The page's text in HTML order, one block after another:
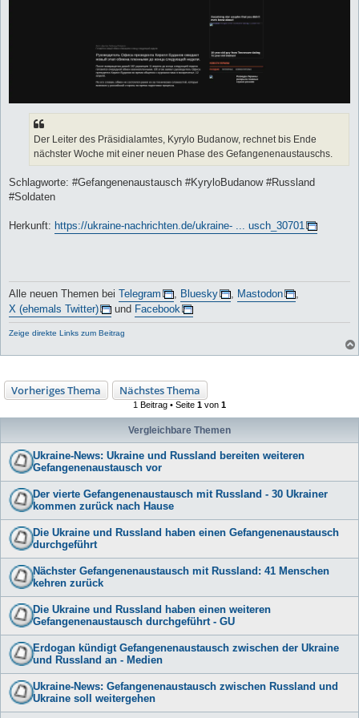
Der Leiter des Präsidialamtes, Kyrylo Budanow, rechnet bis Ende
nächster Woche mit einer neuen Phase des Gefangenenaustauschs.
Schlagworte: #Gefangenenaustausch #KyryloBudanow #Russland
#Soldaten
Herkunft: https://ukraine-nachrichten.de/ukraine- ... usch_30701
Alle neuen Themen bei Telegram , Bluesky , Mastodon
,
X (ehemals Twitter)
und Facebook
Zeige direkte Links zum Beitrag
Vorheriges Thema Nächstes Thema
1 Beitrag • Seite 1 von 1
Vergleichbare Themen
Ukraine-News: Ukraine und Russland bereiten weiteren
Gefangenenaustausch vor
Der vierte Gefangenenaustausch mit Russland - 30 Ukrainer
kommen zurück nach Hause
Die Ukraine und Russland haben einen Gefangenenaustausch
durchgeführt
Nächster Gefangenenaustausch mit Russland: 41 Menschen
kehren zurück
Die Ukraine und Russland haben einen weiteren
Gefangenenaustausch durchgeführt - GU
Erdogan kündigt Gefangenenaustausch zwischen der Ukraine
und Russland an - Medien
Ukraine-News: Gefangenenaustausch zwischen Russland und
Ukraine soll weitergehen